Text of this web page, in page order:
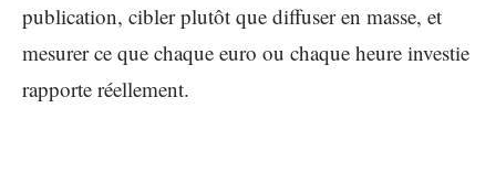
publication, cibler plutôt que diffuser en masse, et
mesurer ce que chaque euro ou chaque heure investie
rapporte réellement.